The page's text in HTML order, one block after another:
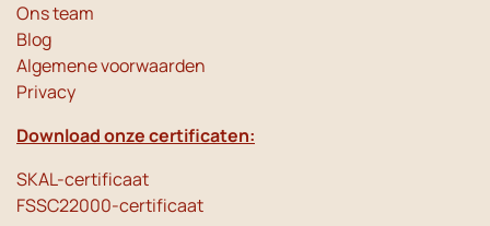
Ons team
Blog
Algemene voorwaarden
Privacy
Download onze certificaten:
SKAL-certificaat
FSSC22000-certificaat